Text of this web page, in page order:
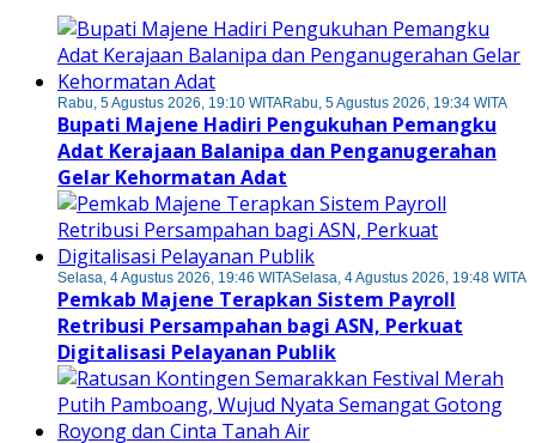
Rabu, 5 Agustus 2026, 19:10 WITARabu, 5 Agustus 2026, 19:34 WITA
Bupati Majene Hadiri Pengukuhan Pemangku
Adat Kerajaan Balanipa dan Penganugerahan
Gelar Kehormatan Adat
Selasa, 4 Agustus 2026, 19:46 WITASelasa, 4 Agustus 2026, 19:48 WITA
Pemkab Majene Terapkan Sistem Payroll
Retribusi Persampahan bagi ASN, Perkuat
Digitalisasi Pelayanan Publik